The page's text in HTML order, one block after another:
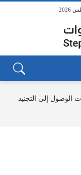
الوصول إلى التجنيد